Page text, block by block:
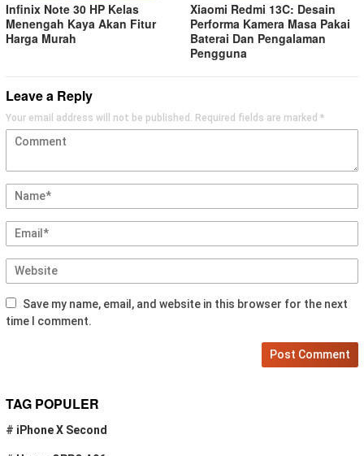
Infinix Note 30 HP Kelas
Menengah Kaya Akan Fitur
Harga Murah
Xiaomi Redmi 13C: Desain
Performa Kamera Masa Pakai
Baterai Dan Pengalaman
Pengguna
Leave a Reply
Your email address will not be published. Required fields are marked *
Save my name, email, and website in this browser for the next
time I comment.
TAG POPULER
# iPhone X Second